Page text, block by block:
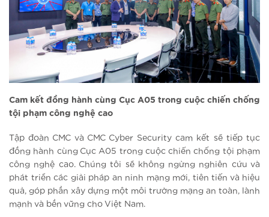
Cam kết đồng hành cùng Cục A05 trong cuộc chiến chống
tội phạm công nghệ cao
Tập đoàn CMC và CMC Cyber Security cam kết sẽ tiếp tục
đồng hành cùng Cục A05 trong cuộc chiến chống tội phạm
công nghệ cao. Chúng tôi sẽ không ngừng nghiên cứu và
phát triển các giải pháp an ninh mạng mới, tiên tiến và hiệu
quả, góp phần xây dựng một môi trường mạng an toàn, lành
mạnh và bền vững cho Việt Nam.